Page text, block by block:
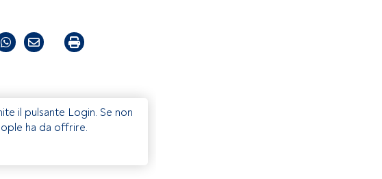
il pulsante Login. Se non
ha da offrire.